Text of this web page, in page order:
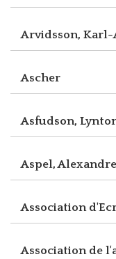
Arvidsson, Karl-
Ascher
Asfudson,
Aspel, Alexandre
Association
Association de